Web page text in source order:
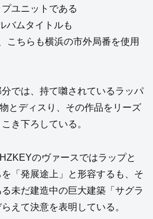
ユニットである
バムタイトルも
こちらも横浜の市外局番を使用
では、持て囃されているラッパ
とディスり、その作品をリーズ
き下ろしている。
のヴァースではラップと
「発展途上」と形容するも、そ
未だ建造中の巨大建築「サグラ
えて決意を表明している。